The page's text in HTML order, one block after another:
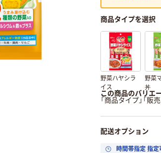
商品タイプを選択
野菜ハヤシラ
イス
野菜
丼
この商品のバリエ
「商品タイプ」「販
配送オプション
時間帯指定 指定